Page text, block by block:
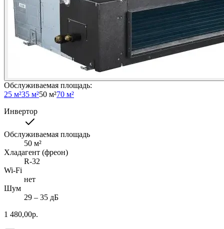
Обслуживаемая площадь:
25 м²35 м²50 м²70 м²
Инвертор
Обслуживаемая площадь
50 м²
Хладагент (фреон)
R-32
Wi-Fi
нет
Шум
29 ‒ 35 дБ
1 480,00р.